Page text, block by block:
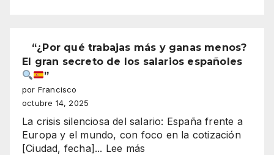
“¿Por qué trabajas más y ganas menos?
El gran secreto de los salarios españoles
”
por Francisco
octubre 14, 2025
La crisis silenciosa del salario: España frente a
Europa y el mundo, con foco en la cotización
[Ciudad, fecha]... Lee más